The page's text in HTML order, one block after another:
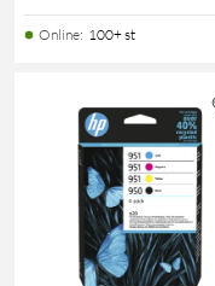
Online: 100+ st